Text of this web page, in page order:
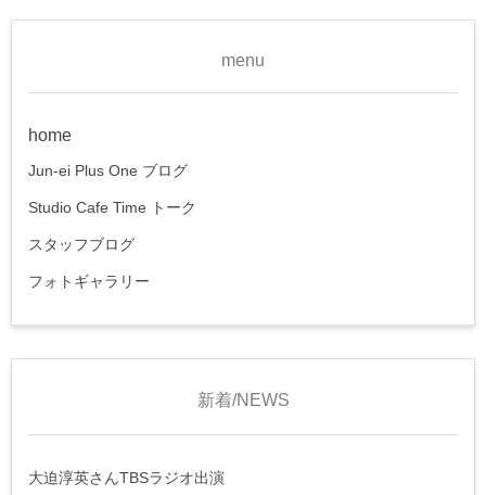
menu
home
Jun-ei Plus One ブログ
Studio Cafe Time トーク
スタッフブログ
フォトギャラリー
新着/NEWS
大迫淳英さんTBSラジオ出演